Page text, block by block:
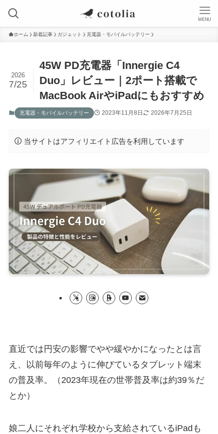
MENU
ホーム 新着記事 ガジェット 充電器・モバイルバッテリー
45W PD充電器「Innergie C4
Duo」レビュー｜2ポート搭載で
MacBook AirやiPadにもおすすめ
2026
7/25
充電器・モバイルバッテリー 2023年11月8日 2026年7月25日
当サイトはアフィリエイト広告を利用しています
直近では円安の影響でやや緩やかになったとは言
え、以前毎年のように伸びているタブレット端末
の普及率。（2023年現在の世帯普及率は約39％だ
とか）
娘二人にそれぞれ学校から支給されているiPadも